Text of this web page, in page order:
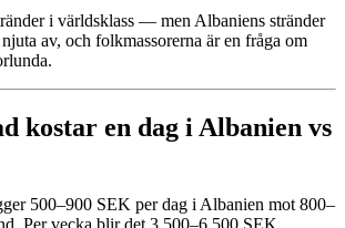
i världsklass — men Albaniens stränder
av, och folkmassorerna är en fråga om
kostar en dag i Albanien vs
500–900 SEK per dag i Albanien mot 800–